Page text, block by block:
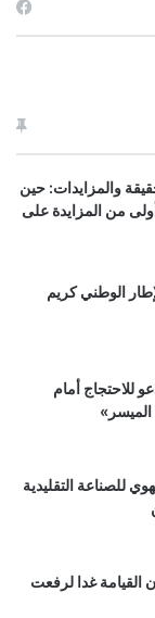
والمزايدات: حين
من المزايدة على
الوطني كريم
للاحتجاج أمام
الميسر»
للصناعة التقليدية
القيامة غدا لرفعت